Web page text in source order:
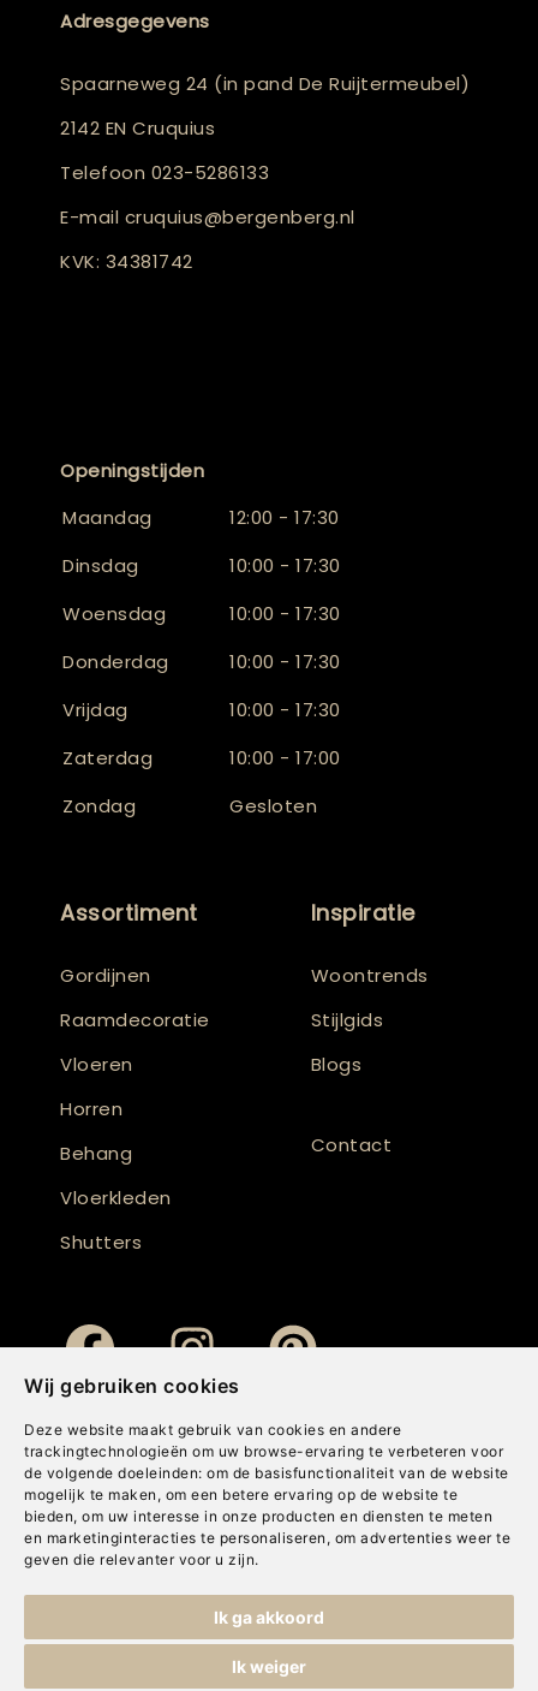
Wij gebruiken cookies
Deze website maakt gebruik van cookies en andere
trackingtechnologieën om uw browse-ervaring te verbeteren voor
de volgende doeleinden: om de basisfunctionaliteit van de website
mogelijk te maken , om een betere ervaring op de website te
bieden, om uw interesse in onze producten en diensten te meten
en marketinginteracties te personaliseren , om advertenties weer te
geven die relevanter voor u zijn.
Ik ga akkoord
Ik weiger
Adresgegevens
Spaarneweg 24 (in pand De Ruijtermeubel)
2142 EN Cruquius
Telefoon 023-5286133
E-mail cruquius@bergenberg.nl
KVK: 34381742
Openingstijden
Maandag
12:00 - 17:30
Dinsdag
10:00 - 17:30
Woensdag
10:00 - 17:30
Donderdag
10:00 - 17:30
Vrijdag
10:00 - 17:30
Zaterdag
10:00 - 17:00
Zondag
Gesloten
Assortiment
Gordijnen
Raamdecoratie
Vloeren
Horren
Behang
Vloerkleden
Shutters
Inspiratie
Woontrends
Stijlgids
Blogs
Contact
Cookies